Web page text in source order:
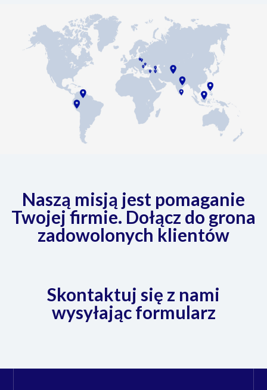
Naszą misją jest pomaganie
Twojej firmie. Dołącz do grona
zadowolonych klientów
Skontaktuj się z nami
wysyłając formularz